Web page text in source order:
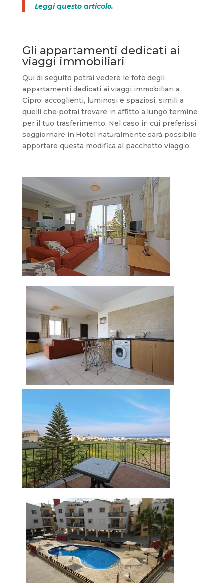
Leggi questo articolo.
Gli appartamenti dedicati ai
viaggi immobiliari
Qui di seguito potrai vedere le foto degli
appartamenti dedicati ai viaggi immobiliari a
Cipro: accoglienti, luminosi e spaziosi, simili a
quelli che potrai trovare in affitto a lungo termine
per il tuo trasferimento. Nel caso in cui preferissi
soggiornare in Hotel naturalmente sarà possibile
apportare questa modifica al pacchetto viaggio.